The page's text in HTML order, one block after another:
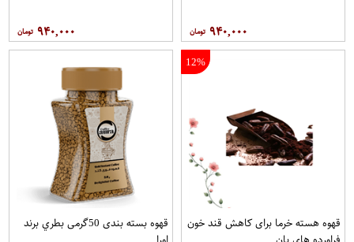
۹۴۰,۰۰۰ ۹۴۰,۰۰۰
12%
قهوه هسته خرما برای کاهش قند خون
قهوه بسته بندی 50گرمی بطري برند